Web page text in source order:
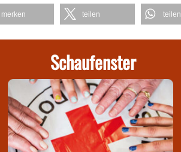
merken teilen teilen
Schaufenster